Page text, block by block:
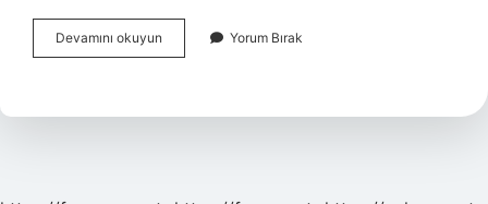
Devamını okuyun
Sonuç
Yorum Bırak